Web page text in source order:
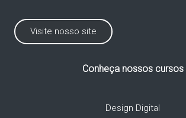
Visite nosso site
Conheça nossos cursos
Design Digital